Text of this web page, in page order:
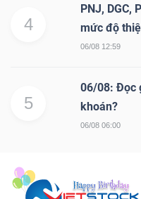
4
PNJ, DGC,
mức độ
06/08 12:59
5
06/08: Đọc
khoán?
06/08 06:00